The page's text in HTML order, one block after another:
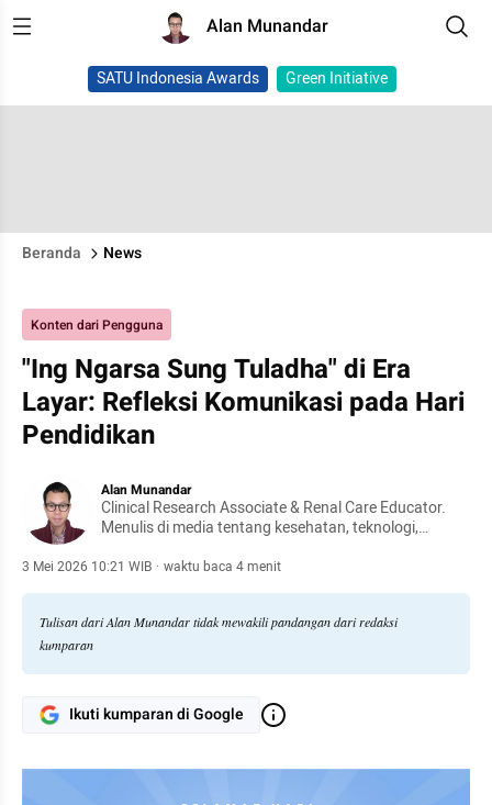
Alan Munandar
SATU Indonesia Awards Green Initiative
Beranda News
Konten dari Pengguna
"Ing Ngarsa Sung Tuladha" di Era
Layar: Refleksi Komunikasi pada Hari
Pendidikan
Alan Munandar
Clinical Research Associate & Renal Care Educator.
Menulis di media tentang kesehatan, teknologi,
Menjembatani sains, cerita, dan pengalaman lintas
3 Mei 2026 10:21 WIB · waktu baca 4 menit
Tulisan dari Alan Munandar tidak mewakili pandangan dari redaksi
kumparan
Ikuti kumparan di Google